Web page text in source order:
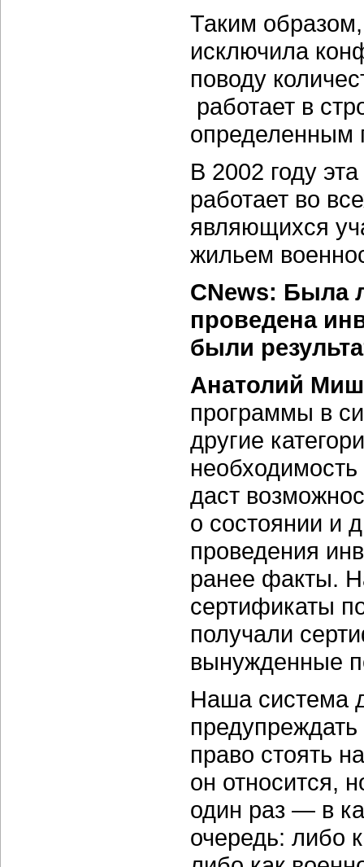
Таким
исключила
поводу
работает в
определенным
В 2002 году
работает во
являющихся
жильем
CNews: Была
проведена
были
Анатолий
программы в
другие
даст
о состоянии и
проведения
ранее факты.
сертификаты
получали
вынужденные
Наша система
право стоять
он относится,
один раз — в
очередь: либо